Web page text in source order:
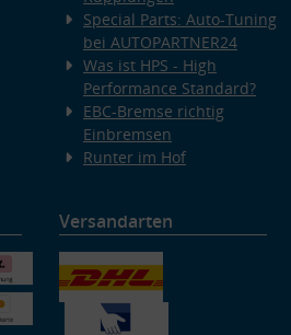
Special Parts: Auto-Tuning
bei AUTOPARTNER24
Was ist HPS - High
Performance Standard?
EBC-Bremse richtig
Einbremsen
Runter im Hof
Versandarten